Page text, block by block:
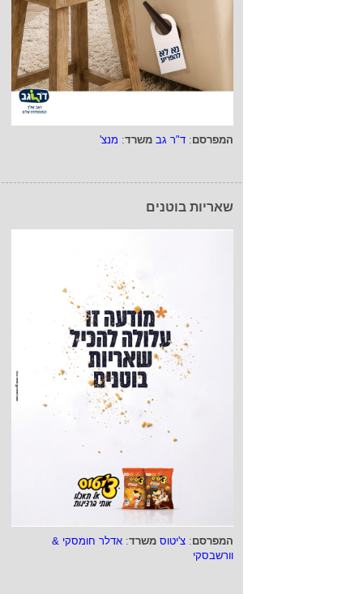
המפרסם: ד"ר גב משרד: מנצ'
שאריות בוטנים
המפרסם: צ'יטוס משרד: אדלר חומסקי &
וורשבסקי